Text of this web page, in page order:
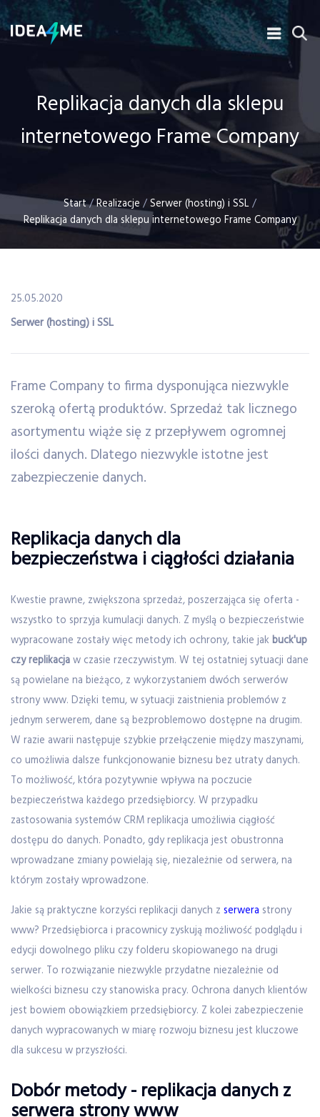
Replikacja danych dla sklepu
internetowego Frame Company
Start/Realizacje /Serwer (hosting) i SSL/
Replikacja danych dla sklepu internetowego Frame Company
25.05.2020
Serwer (hosting) i SSL
Frame Company to firma dysponująca niezwykle
szeroką ofertą produktów. Sprzedaż tak licznego
asortymentu wiąże się z przepływem ogromnej
ilości danych. Dlatego niezwykle istotne jest
zabezpieczenie danych.
Replikacja danych dla
bezpieczeństwa i ciągłości działania
Kwestie prawne, zwiększona sprzedaż, poszerzająca się oferta -
wszystko to sprzyja kumulacji danych. Z myślą o bezpieczeństwie
wypracowane zostały więc metody ich ochrony, takie jak buck'up
czy replikacjaw czasie rzeczywistym. W tej ostatniej sytuacji dane
są powielane na bieżąco, z wykorzystaniem dwóch serwerów
strony www. Dzięki temu, w sytuacji zaistnienia problemów z
jednym serwerem, dane są bezproblemowo dostępne na drugim.
W razie awarii następuje szybkie przełączenie między maszynami,
co umożliwia dalsze funkcjonowanie biznesu bez utraty danych.
To możliwość, która pozytywnie wpływa na poczucie
bezpieczeństwa każdego przedsiębiorcy. W przypadku
zastosowania systemów CRM replikacja umożliwia ciągłość
dostępu do danych. Ponadto, gdy replikacja jest obustronna
wprowadzane zmiany powielają się, niezależnie od serwera, na
którym zostały wprowadzone.
Jakie są praktyczne korzyści replikacji danych z serwera strony
www? Przedsiębiorca i pracownicy zyskują możliwość podglądu i
edycji dowolnego pliku czy folderu skopiowanego na drugi
serwer. To rozwiązanie niezwykle przydatne niezależnie od
wielkości biznesu czy stanowiska pracy. Ochrona danych klientów
jest bowiem obowiązkiem przedsiębiorcy. Z kolei zabezpieczenie
danych wypracowanych w miarę rozwoju biznesu jest kluczowe
dla sukcesu w przyszłości.
Dobór metody - replikacja danych z